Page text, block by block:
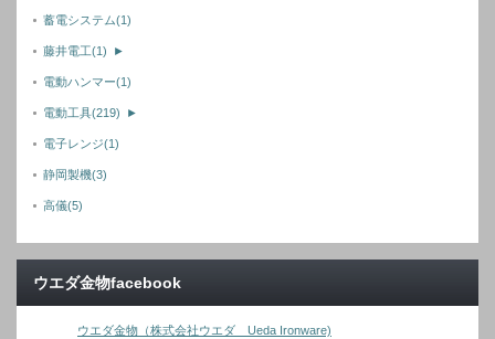
蓄電システム(1)
藤井電工(1) ►
電動ハンマー(1)
電動工具(219) ►
電子レンジ(1)
静岡製機(3)
高儀(5)
ウエダ金物facebook
ウエダ金物（株式会社ウエダ Ueda Ironware)